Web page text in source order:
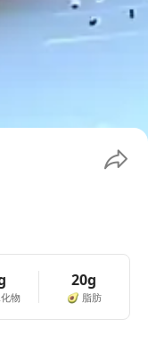
物
20g
🥑 脂肪